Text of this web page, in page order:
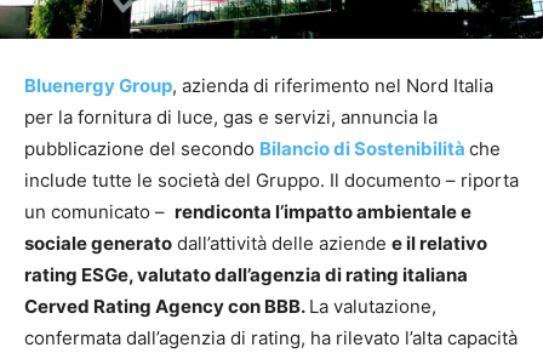
Bluenergy Group, azienda di riferimento nel Nord Italia
per la fornitura di luce, gas e servizi, annuncia la
pubblicazione del secondo Bilancio di Sostenibilità che
include tutte le società del Gruppo. Il documento – riporta
un comunicato – rendiconta l’impatto ambientale e
sociale generato dall’attività delle aziende e il relativo
rating ESGe, valutato dall’agenzia di rating italiana
Cerved Rating Agency con BBB. La valutazione,
confermata dall’agenzia di rating, ha rilevato l’alta capacità